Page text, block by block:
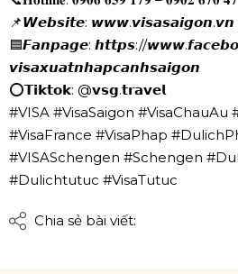
📌𝙒𝙚𝙗𝙨𝙞𝙩𝙚: 𝙬𝙬𝙬.𝙫𝙞𝙨𝙖𝙨𝙖𝙞𝙜𝙤𝙣.𝙫𝙣
🟦𝙁𝙖𝙣𝙥𝙖𝙜𝙚: 𝙝𝙩𝙩𝙥𝙨://
𝙫𝙞𝙨𝙖𝙭𝙪𝙖𝙩𝙣𝙝𝙖𝙥𝙘𝙖𝙣𝙝𝙨𝙖𝙞𝙜𝙤𝙣
⭕𝗧𝗶𝗸𝘁𝗼𝗸: @𝘃𝘀𝗴.𝘁𝗿𝗮𝘃𝗲𝗹
#VISA #VisaSaigon #VisaChauAu
#VisaFrance #VisaPhap
#VISASchengen #Schengen
#Dulichtutuc #VisaTutuc
Chia sẻ bài viết: